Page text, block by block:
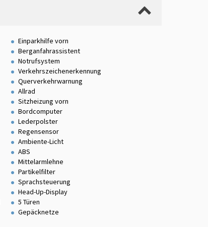
Einparkhilfe vorn
Berganfahrassistent
Notrufsystem
Verkehrszeichenerkennung
Querverkehrwarnung
Allrad
Sitzheizung vorn
Bordcomputer
Lederpolster
Regensensor
Ambiente-Licht
ABS
Mittelarmlehne
Partikelfilter
Sprachsteuerung
Head-Up-Display
5 Türen
Gepäcknetze